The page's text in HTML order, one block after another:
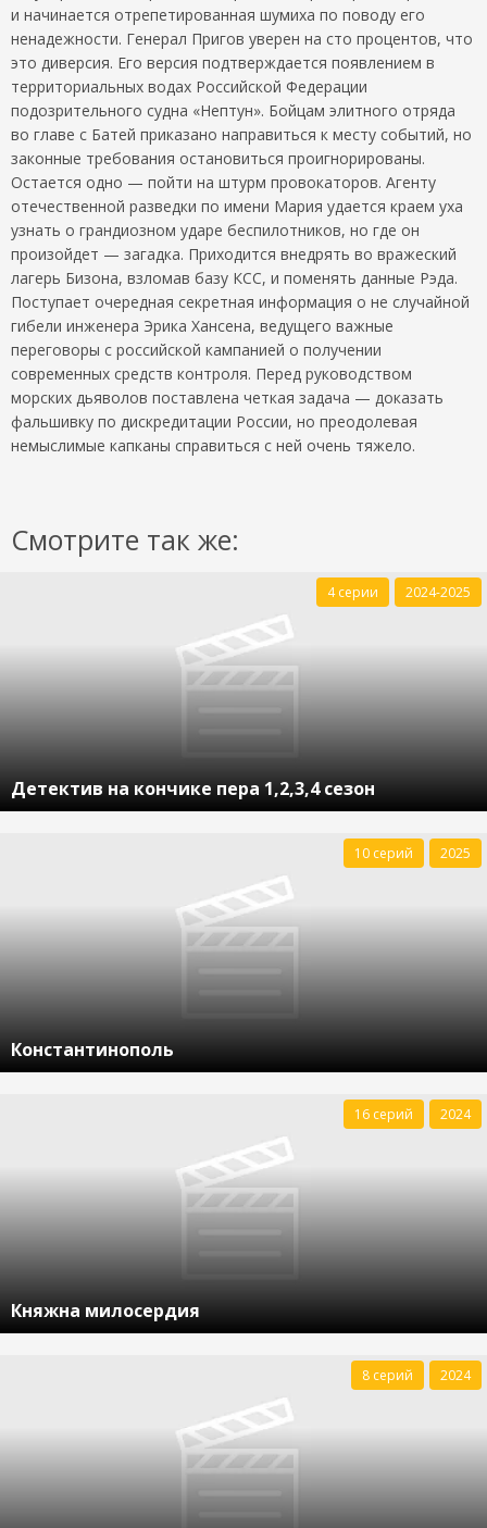
и начинается отрепетированная шумиха по поводу его
ненадежности. Генерал Пригов уверен на сто процентов, что
это диверсия. Его версия подтверждается появлением в
территориальных водах Российской Федерации
подозрительного судна «Нептун». Бойцам элитного отряда
во главе с Батей приказано направиться к месту событий, но
законные требования остановиться проигнорированы.
Остается одно — пойти на штурм провокаторов. Агенту
отечественной разведки по имени Мария удается краем уха
узнать о грандиозном ударе беспилотников, но где он
произойдет — загадка. Приходится внедрять во вражеский
лагерь Бизона, взломав базу КСС, и поменять данные Рэда.
Поступает очередная секретная информация о не случайной
гибели инженера Эрика Хансена, ведущего важные
переговоры с российской кампанией о получении
современных средств контроля. Перед руководством
морских дьяволов поставлена четкая задача — доказать
фальшивку по дискредитации России, но преодолевая
немыслимые капканы справиться с ней очень тяжело.
Смотрите так же:
Детектив на кончике пера 1,2,3,4 сезон
4 серии 2024-2025
Константинополь
10 серий 2025
Княжна милосердия
16 серий 2024
8 серий 2024